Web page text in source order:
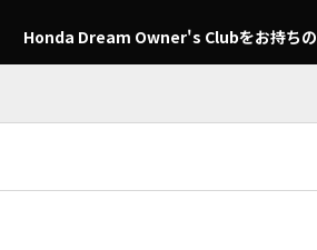
Honda Dream Owner's Clubをお持ち